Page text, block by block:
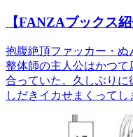
【FANZAブックス
抱腹絶頂ファッカー・ぬ
整体師の主人公はかつて
合っていた。久しぶり
しだきイカせまくって